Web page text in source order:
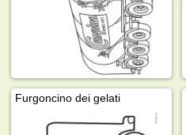
Furgoncino dei gelati